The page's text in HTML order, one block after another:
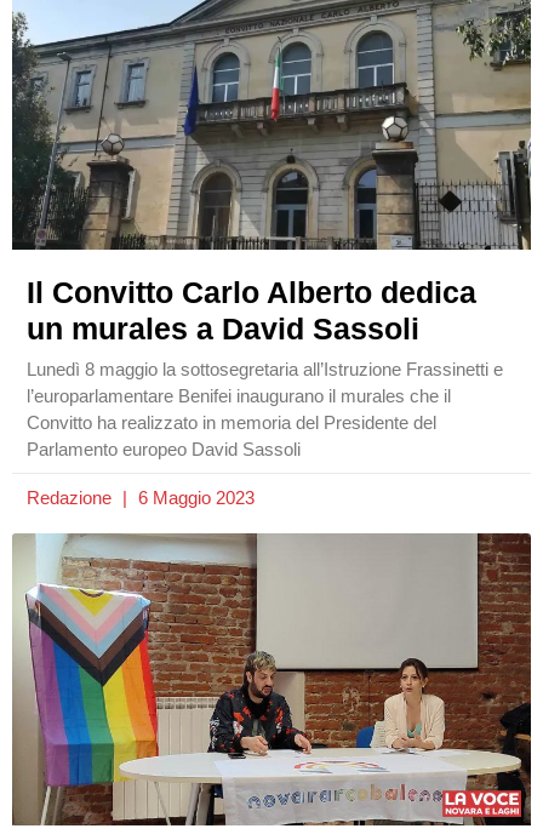
Il Convitto Carlo Alberto dedica
un murales a David Sassoli
Lunedì 8 maggio la sottosegretaria all’Istruzione Frassinetti e
l’europarlamentare Benifei inaugurano il murales che il
Convitto ha realizzato in memoria del Presidente del
Parlamento europeo David Sassoli
Redazione 6 Maggio 2023